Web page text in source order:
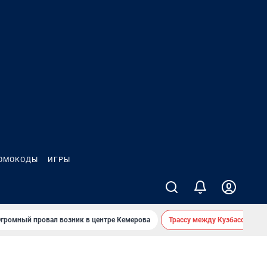
ИГРЫ
провал возник в центре Кемерова Трассу между Кузбассом и